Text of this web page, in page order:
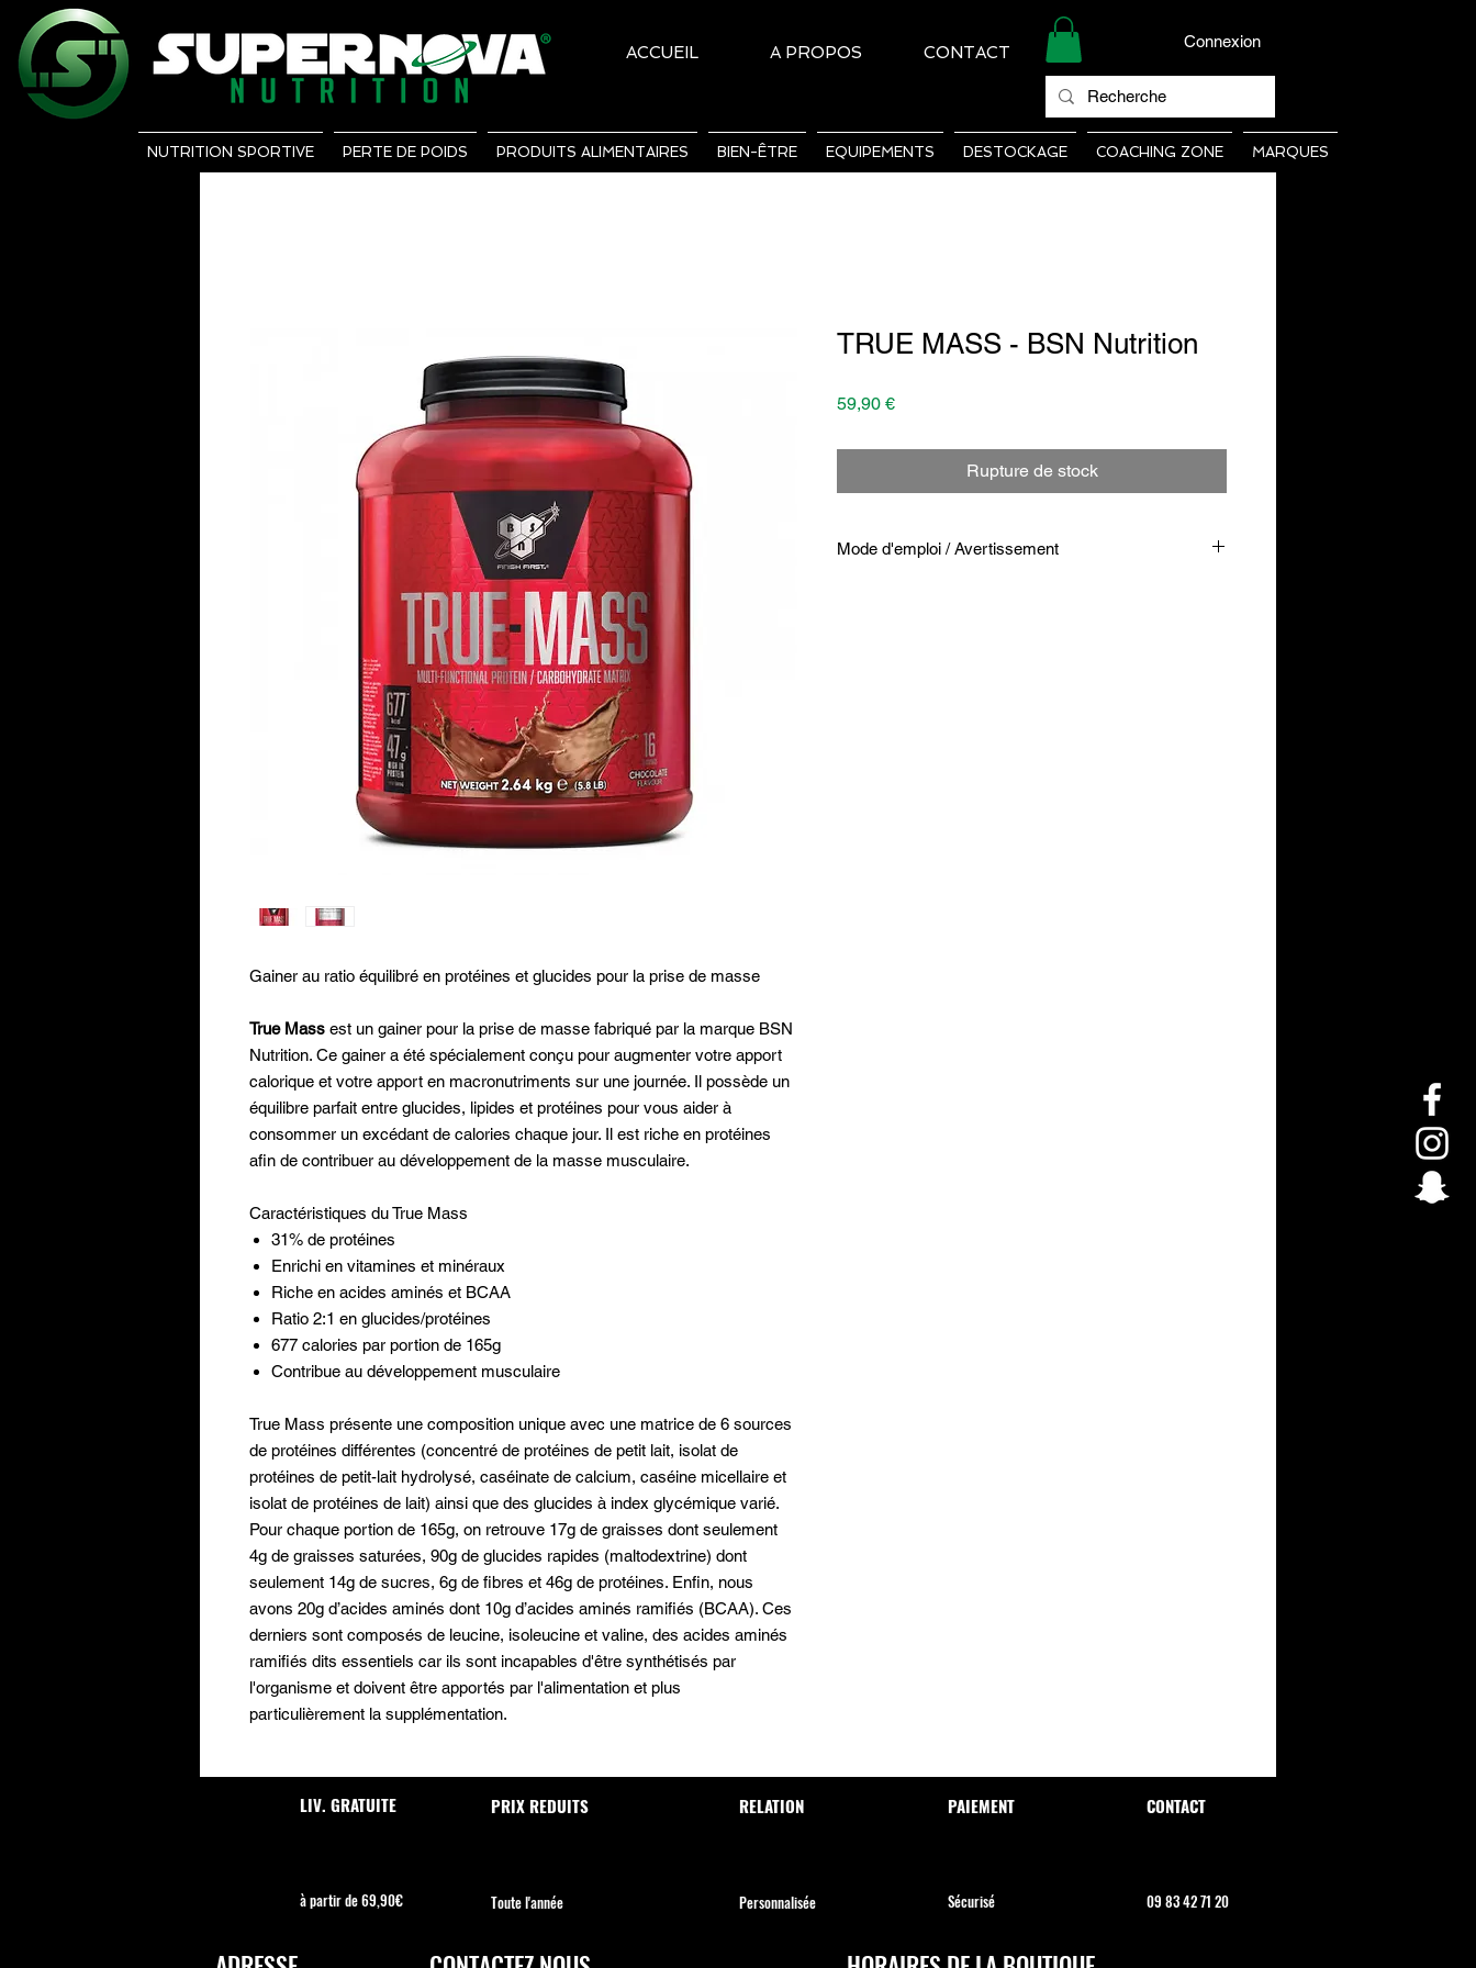
ACCUEIL A PROPOS CONTACT
Connexion
NUTRITION SPORTIVE PERTE DE POIDS PRODUITS ALIMENTAIRES BIEN-ÊTRE EQUIPEMENTS DESTOCKAGE COACHING ZONE MARQUES
Gainer au ratio équilibré en protéines et glucides pour la prise de masse
True Mass est un gainer pour la prise de masse fabriqué par la marque BSN
Nutrition. Ce gainer a été spécialement conçu pour augmenter votre apport
calorique et votre apport en macronutriments sur une journée. Il possède un
équilibre parfait entre glucides, lipides et protéines pour vous aider à
consommer un excédant de calories chaque jour. Il est riche en protéines
afin de contribuer au développement de la masse musculaire.
Caractéristiques du True Mass
31% de protéines
Enrichi en vitamines et minéraux
Riche en acides aminés et BCAA
Ratio 2:1 en glucides/protéines
677 calories par portion de 165g
Contribue au développement musculaire
True Mass présente une composition unique avec une matrice de 6 sources
de protéines différentes (concentré de protéines de petit lait, isolat de
protéines de petit-lait hydrolysé, caséinate de calcium, caséine micellaire et
isolat de protéines de lait) ainsi que des glucides à index glycémique varié.
Pour chaque portion de 165g, on retrouve 17g de graisses dont seulement
4g de graisses saturées, 90g de glucides rapides (maltodextrine) dont
seulement 14g de sucres, 6g de fibres et 46g de protéines. Enfin, nous
avons 20g d’acides aminés dont 10g d’acides aminés ramifiés (BCAA). Ces
derniers sont composés de leucine, isoleucine et valine, des acides aminés
ramifiés dits essentiels car ils sont incapables d'être synthétisés par
l'organisme et doivent être apportés par l'alimentation et plus
particulièrement la supplémentation.
TRUE MASS - BSN Nutrition
59,90 €Prix
Rupture de stock
Mode d'emploi / Avertissement
LIV. GRATUITE PRIX REDUITS RELATION PAIEMENT CONTACT
à partir de 69,90€ Toute l'année Personnalisée Sécurisé 09 83 42 71 20